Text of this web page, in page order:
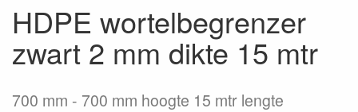
HDPE wortelbegrenzer
zwart 2 mm dikte 15 mtr
700 mm 700 mm hoogte 15 mtr lengte